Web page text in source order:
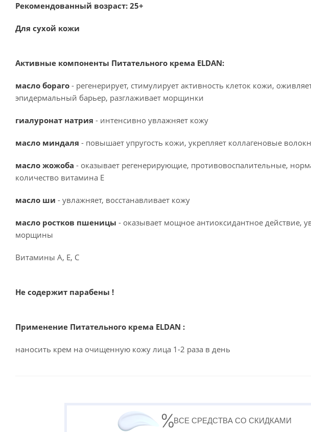
Рекомендованный возраст: 25+
Для сухой кожи
Активные компоненты Питательного крема ELDAN:
масло бораго - регенерирует, стимулирует активность клеток кожи,
эпидермальный барьер, разглаживает морщинки
гиалуронат натрия - интенсивно увлажняет кожу
масло миндаля - повышает упругость кожи, укрепляет коллагеновые
масло жожоба - оказывает регенерирующие, противовоспалительные,
количество витамина Е
масло ши - увлажняет, восстанавливает кожу
масло ростков пшеницы - оказывает мощное антиоксидантное действие,
морщины
Витамины А, Е, С
Не содержит парабены !
Применение Питательного крема ELDAN :
наносить крем на очищенную кожу лица 1-2 раза в день
ВСЕ СРЕДСТВА СО СКИДКАМИ